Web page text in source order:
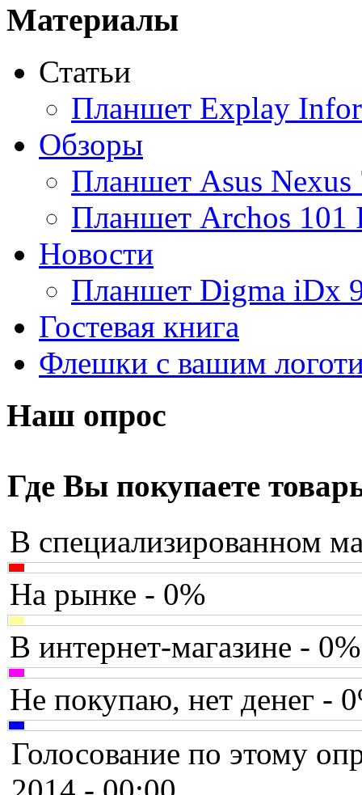
Acme(2)
Ainol(9)
Altinet(1)
Amazon
Amber(4)
Ampe(1)
Apache(1)
Apple(93)
Apriori(3)
Archos(1)
Armaggeddon
Assistant
Asus(252)
Barnes&noble
Brain(36)
Brava(5)
Canyon(1)
Cbr(1)
Chicony(1)
Codegen(2)
Cooler master(2)
Материалы
Статьи
Планшет Explay
Обзоры
Планшет Asus Nexus
Планшет Archos 101
Новости
Планшет Digma iDx
Гостевая книга
Флешки с вашим
Наш опрос
Где Вы покупаете
В специализированном
На рынке - 0%
В интернет-магазине - 0%
Не покупаю, нет денег -
Голосование по этому